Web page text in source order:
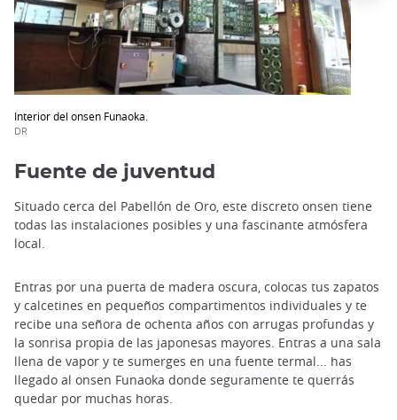
Interior del onsen Funaoka.
DR
Fuente de juventud
Situado cerca del Pabellón de Oro, este discreto onsen tiene
todas las instalaciones posibles y una fascinante atmósfera
local.
Entras por una puerta de madera oscura, colocas tus zapatos
y calcetines en pequeños compartimentos individuales y te
recibe una señora de ochenta años con arrugas profundas y
la sonrisa propia de las japonesas mayores. Entras a una sala
llena de vapor y te sumerges en una fuente termal... has
llegado al onsen Funaoka donde seguramente te querrás
quedar por muchas horas.